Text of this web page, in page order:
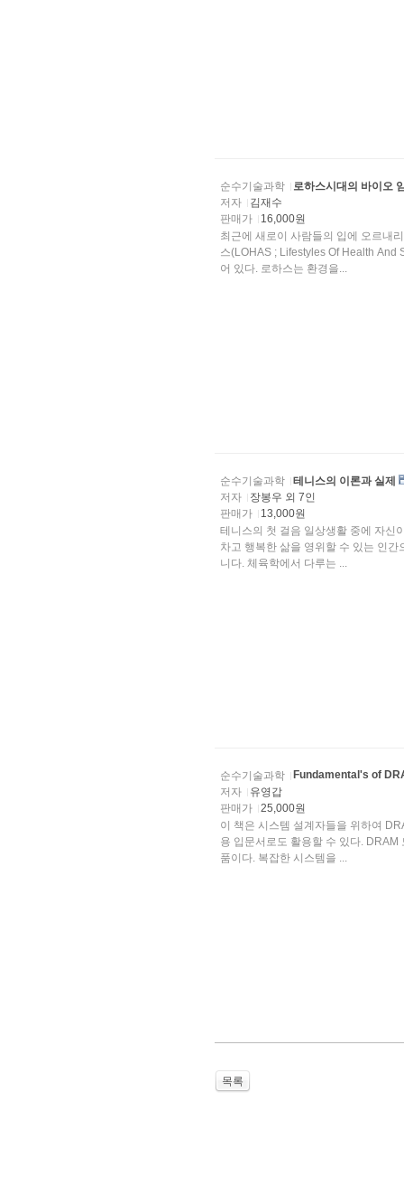
순수기술과학
로하스시대의 바이오
저자
김재수
판매가
16,000원
최근에 새로이 사람들의 입에 오르내
스(LOHAS ; Lifestyles Of Health And
어 있다. 로하스는 환경을...
순수기술과학
테니스의 이론과 실제
저자
장봉우 외 7인
판매가
13,000원
테니스의 첫 걸음 일상생활 중에 자신이 의도하는 대로 움직이는 데에 불편함이 없다면 이는 활기
차고 행복한 삶을 영위할 수 있는 인간으로서의
니다. 체육학에서 다루는 ...
순수기술과학
Fundamental's of
저자
유영갑
판매가
25,000원
이 책은 시스템 설계자들을 위하여
용 입문서로도 활용할 수 있다. DRAM 모듈은 통신, 제어, 컴퓨터 등 시스템 온 칩의 필수적인 부분
품이다. 복잡한 시스템을 ...
목록